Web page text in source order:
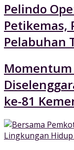
Pelindo
Petikemas,
Pelabuhan
Momentum
ke-81